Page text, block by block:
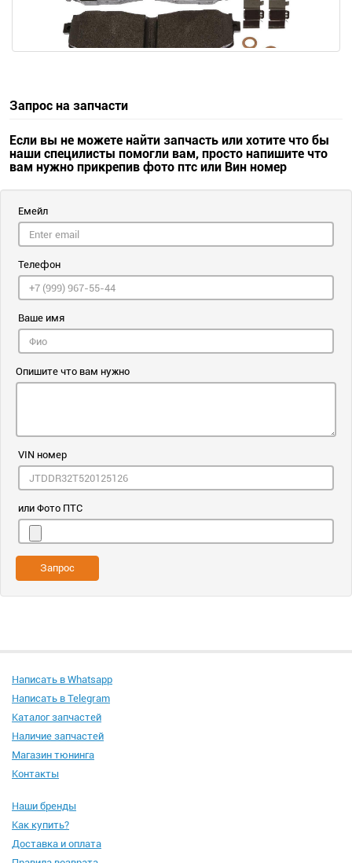
Запрос на запчасти
Если вы не можете найти запчасть или хотите что бы
наши специлисты помогли вам, просто напишите что
вам нужно прикрепив фото птс или Вин номер
Емейл
Телефон
Ваше имя
Опишите что вам нужно
VIN номер
или Фото ПТС
Запрос
Написать в Whatsapp
Написать в Telegram
Каталог запчастей
Наличие запчастей
Магазин тюнинга
Контакты
Наши бренды
Как купить?
Доставка и оплата